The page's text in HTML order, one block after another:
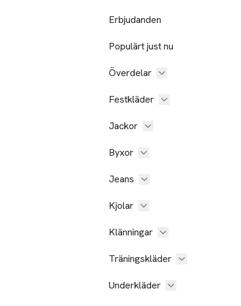
Erbjudanden
Populärt just nu
Överdelar
Festkläder
Jackor
Byxor
Jeans
Kjolar
Klänningar
Träningskläder
Underkläder